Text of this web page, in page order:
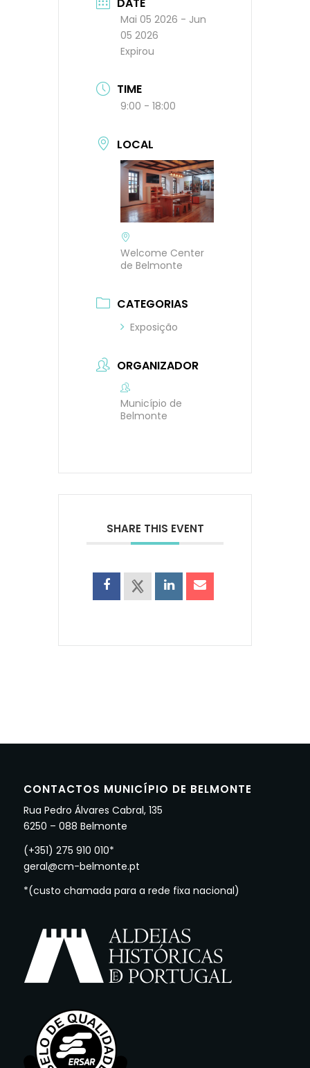
Mai 05 2026 - Jun
05 2026
Expirou
TIME
9:00 - 18:00
LOCAL
Welcome Center
de Belmonte
CATEGORIAS
Exposição
ORGANIZADOR
Município de
Belmonte
SHARE THIS EVENT
CONTACTOS MUNICÍPIO DE BELMONTE
Rua Pedro Álvares Cabral, 135
6250 – 088 Belmonte
(+351) 275 910 010*
geral@cm-belmonte.pt
*(custo chamada para a rede fixa nacional)